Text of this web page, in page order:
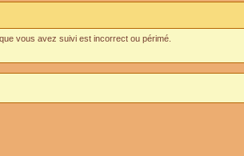
vous avez suivi est incorrect ou périmé.